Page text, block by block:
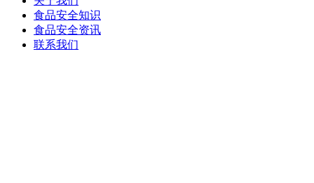
食品安全知识
食品安全资讯
联系我们